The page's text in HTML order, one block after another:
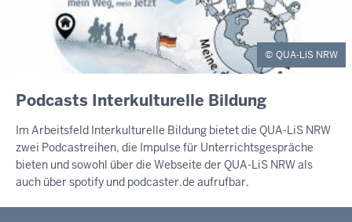
QUA-LiS NRW
Podcasts Interkulturelle Bildung
Im Arbeitsfeld Interkulturelle Bildung bietet die QUA-LiS NRW
zwei Podcastreihen, die Impulse für Unterrichtsgespräche
bieten und sowohl über die Webseite der QUA-LiS NRW als
auch über spotify und podcaster.de aufrufbar.